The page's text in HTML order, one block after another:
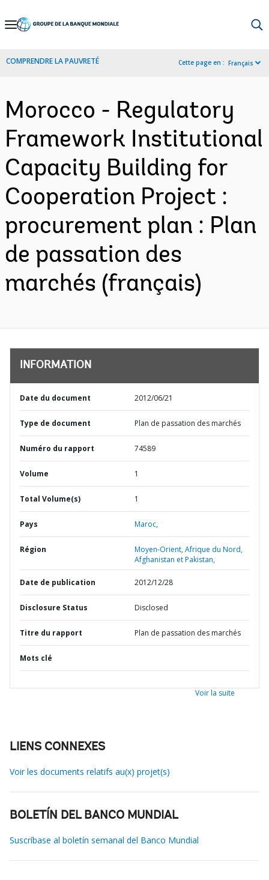
Skip
Navigation
COMPRENDRE LA PAUVRETÉ Cette page en : Français
Morocco - Regulatory
Framework Institutional
Capacity Building for
Cooperation Project :
procurement plan : Plan
de passation des
marchés (français)
INFORMATION
Date du document 2012/06/21
Type de document Plan de passation des marchés
Numéro du rapport 74589
Volume 1
Total Volume(s) 1
Pays Maroc,
Région
Moyen-Orient, Afrique du Nord,
Afghanistan et Pakistan,
Date de publication 2012/12/28
Disclosure Status Disclosed
Titre du rapport Plan de passation des marchés
Mots clé
Voir la suite
LIENS CONNEXES
Voir les documents relatifs au(x) projet(s)
BOLETÍN DEL BANCO MUNDIAL
Suscríbase al boletín semanal del Banco Mundial